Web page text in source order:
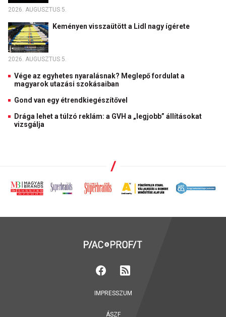
2026. AUGUSZTUS 5.
Keményen visszaütött a Lidl nagy ígérete
2026. AUGUSZTUS 5.
Vége az egyhetes nyaralásnak? Meglepő fordulat a
magyarok utazási szokásaiban
Gond van egy étrendkiegészítővel
Drága lehet a túlzó reklám: a GVH a „legjobb” állításokat
vizsgálja
IMPRESSZUM
ÁSZF